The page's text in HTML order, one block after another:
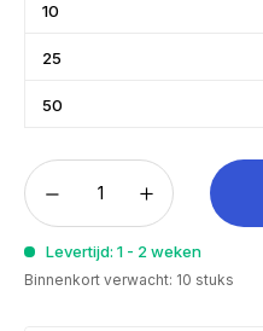
10
25
50
Levertijd: 1 - 2 weken
Binnenkort verwacht: 10 stuks